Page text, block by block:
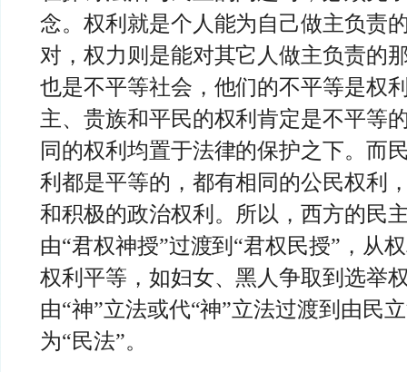
念。权利就是个人能为自己做主负责
对，权力则是能对其它人做主负责的
也是不平等社会，他们的不平等是权
主、贵族和平民的权利肯定是不平等
同的权利均置于法律的保护之下。而
利都是平等的，都有相同的公民权利
和积极的政治权利。所以，西方的民
由“君权神授”过渡到“君权民授”，从
权利平等，如妇女、黑人争取到选举
由“神”立法或代“神”立法过渡到由民
为“民法”。